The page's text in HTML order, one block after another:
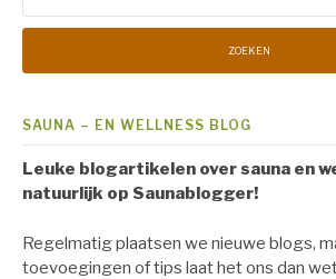
SAUNA – EN WELLNESS BLOG
Leuke blogartikelen over sauna en
natuurlijk op Saunablogger!
Regelmatig plaatsen we nieuwe blogs,
toevoegingen of tips laat het ons dan